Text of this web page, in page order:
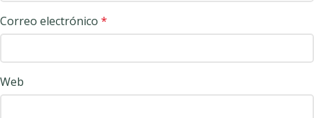
Correo electrónico *
Web